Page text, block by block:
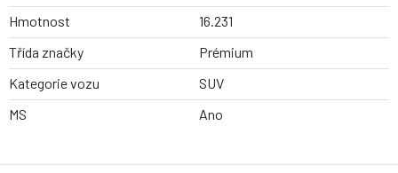
Hmotnost
16.231
Třída značky
Prémium
Kategorie vozu
SUV
MS
Ano